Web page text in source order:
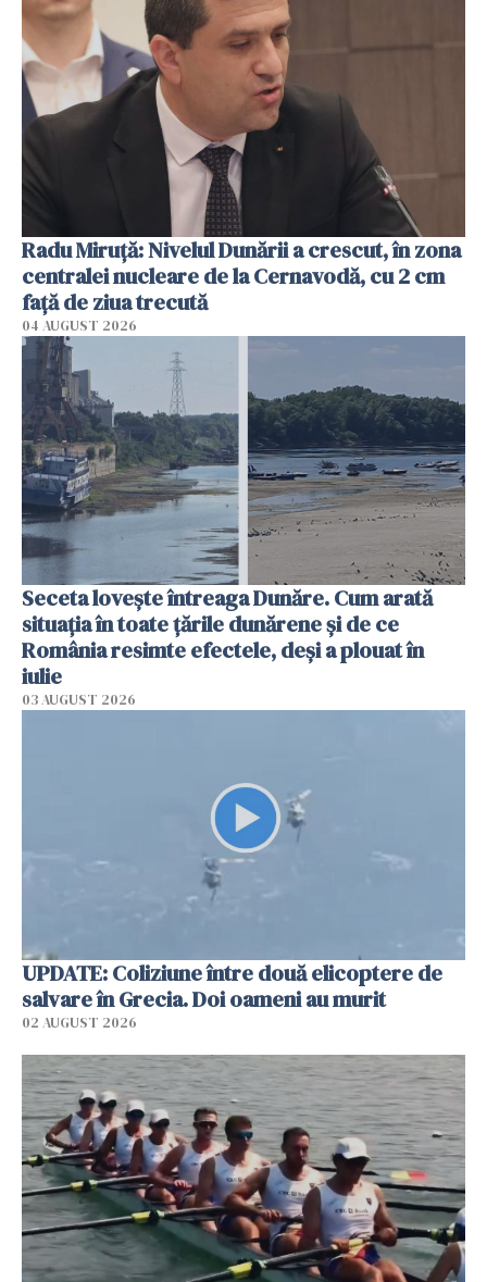
Radu Miruţă: Nivelul Dunării a crescut, în zona
centralei nucleare de la Cernavodă, cu 2 cm
faţă de ziua trecută
04 AUGUST 2026
Seceta lovește întreaga Dunăre. Cum arată
situația în toate țările dunărene și de ce
România resimte efectele, deși a plouat în
iulie
03 AUGUST 2026
UPDATE: Coliziune între două elicoptere de
salvare în Grecia. Doi oameni au murit
02 AUGUST 2026